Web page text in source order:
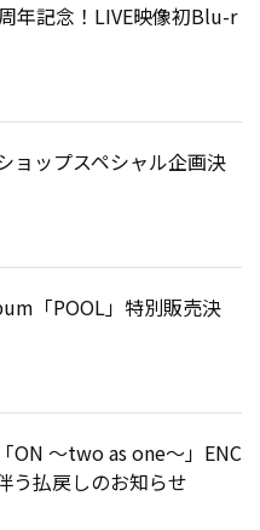
年記念！LIVE映像初Blu-r
ョップスペシャル企画決
「POOL」特別販売決
ON ～two as one～」ENC
う払戻しのお知らせ